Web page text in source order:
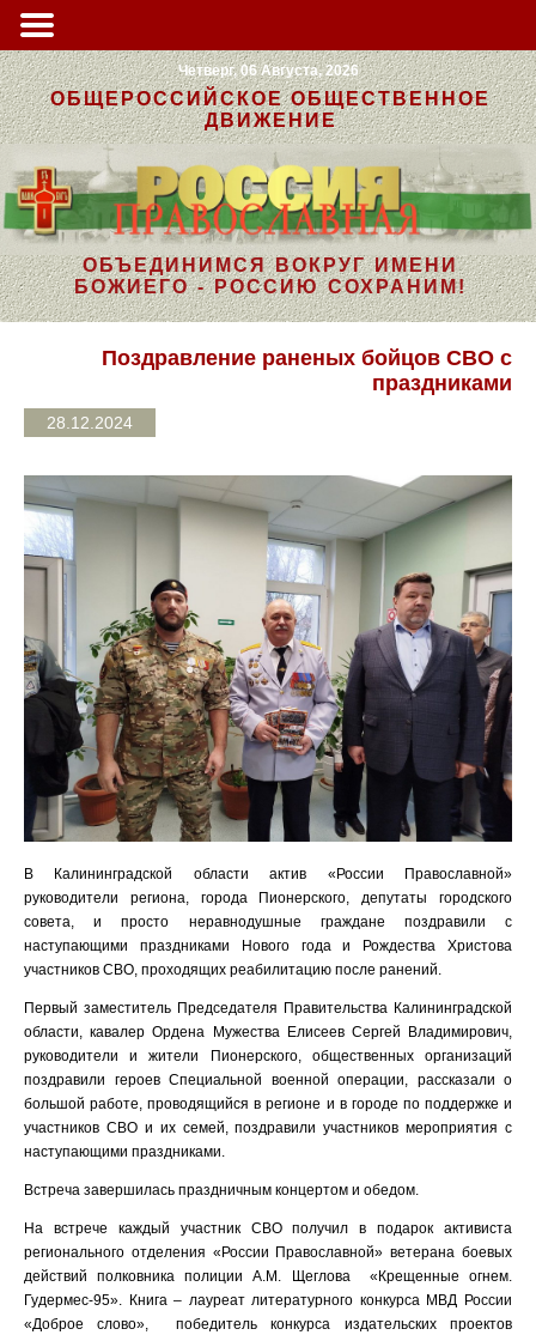
Четверг, 06 Августа, 2026
ОБЩЕРОССИЙСКОЕ ОБЩЕСТВЕННОЕ
ДВИЖЕНИЕ
ОБЪЕДИНИМСЯ ВОКРУГ ИМЕНИ
БОЖИЕГО - РОССИЮ СОХРАНИМ!
Поздравление раненых бойцов СВО с
праздниками
28.12.2024
В Калининградской области актив «России Православной»
руководители региона, города Пионерского, депутаты городского
совета, и просто неравнодушные граждане поздравили с
наступающими праздниками Нового года и Рождества Христова
участников СВО, проходящих реабилитацию после ранений.
Первый заместитель Председателя Правительства Калининградской
области, кавалер Ордена Мужества Елисеев Сергей Владимирович,
руководители и жители Пионерского, общественных организаций
поздравили героев Специальной военной операции, рассказали о
большой работе, проводящийся в регионе и в городе по поддержке и
участников СВО и их семей, поздравили участников мероприятия с
наступающими праздниками.
Встреча завершилась праздничным концертом и обедом.
На встрече каждый участник СВО получил в подарок активиста
регионального отделения «России Православной» ветерана боевых
действий полковника полиции А.М. Щеглова «Крещенные огнем.
Гудермес-95». Книга – лауреат литературного конкурса МВД России
«Доброе слово», победитель конкурса издательских проектов